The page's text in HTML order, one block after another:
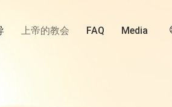
上帝的教会 FAQ Media